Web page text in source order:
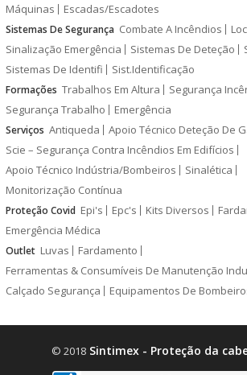
Máquinas
Escadas/Escadotes
Sistemas De Segurança Combate A Incêndios
Sinalização Emergência
Sistemas De Deteção
Sistemas De Identifi
Sist.Identificação
Formações Trabalhos Em Altura
Segurança
Segurança Trabalho
Emergência
Serviços Antiqueda
Apoio Técnico Deteção De
Scie – Segurança Contra Incêndios Em Edifícios
Apoio Técnico Indústria/Bombeiros
Sinalética
Monitorização Contínua
Proteção Covid Epi's Epc's Kits Diversos
Emergência Médica
Outlet Luvas
Fardamento
Ferramentas & Consumíveis De Manutenção
Calçado Segurança
Equipamentos De
© 2018Sintimex - Proteção da